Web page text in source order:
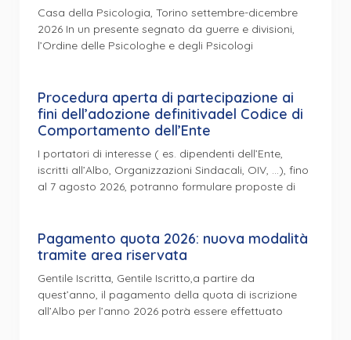
Casa della Psicologia, Torino settembre-dicembre
2026 In un presente segnato da guerre e divisioni,
l’Ordine delle Psicologhe e degli Psicologi
Procedura aperta di partecipazione ai
fini dell’adozione definitivadel Codice di
Comportamento dell’Ente
I portatori di interesse ( es. dipendenti dell’Ente,
iscritti all’Albo, Organizzazioni Sindacali, OIV, …), fino
al 7 agosto 2026, potranno formulare proposte di
Pagamento quota 2026: nuova modalità
tramite area riservata
Gentile Iscritta, Gentile Iscritto,a partire da
quest’anno, il pagamento della quota di iscrizione
all’Albo per l’anno 2026 potrà essere effettuato